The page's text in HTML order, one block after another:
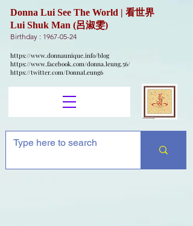
Donna Lui See The World | 看世界
Lui Shuk Man (呂淑雯)
Birthday : 1967-05-24
https://www.donnaunique.info/blog
https://www.facebook.com/donna.leung.56/
https://twitter.com/DonnaLeung6